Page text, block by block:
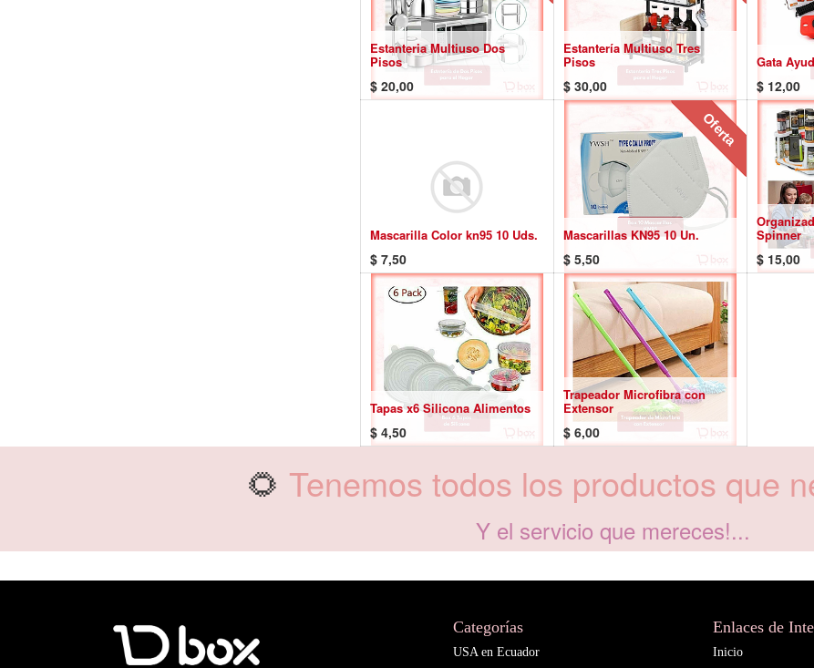
Estanteria Multiuso Dos
Pisos
$ 20,00
Estantería Multiuso Tres
Pisos
$ 30,00
Gata
$ 12,00
Mascarilla Color kn95 10 Uds.
$ 7,50
Oferta
Mascarillas KN95 10 Un.
$ 5,50
Spinner
$ 15,00
Tapas x6 Silicona Alimentos
$ 4,50
Trapeador Microfibra con
Extensor
$ 6,00
🌻 Tenemos todos los productos que
Y el servicio que mereces!...
Categorías
USA en Ecuador
Enlaces de
Inicio